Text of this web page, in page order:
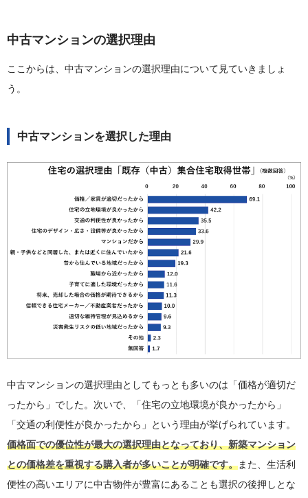
中古マンションの選択理由
ここからは、中古マンションの選択理由について見ていきましょ
う。
中古マンションを選択した理由
中古マンションの選択理由としてもっとも多いのは「価格が適切だ
ったから」でした。次いで、「住宅の立地環境が良かったから」
「交通の利便性が良かったから」という理由が挙げられています。
価格面での優位性が最大の選択理由となっており、新築マンション
との価格差を重視する購入者が多いことが明確です。また、生活利
便性の高いエリアに中古物件が豊富にあることも選択の後押しとな